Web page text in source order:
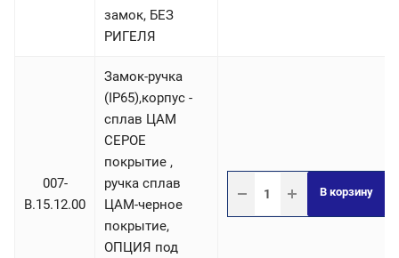
замок, БЕЗ
РИГЕЛЯ
007-
B.15.12.00
Замок-ручка
(IP65),корпус -
сплав ЦАМ
СЕРОЕ
покрытие ,
ручка сплав
ЦАМ-черное
покрытие,
ОПЦИЯ под
В корзину